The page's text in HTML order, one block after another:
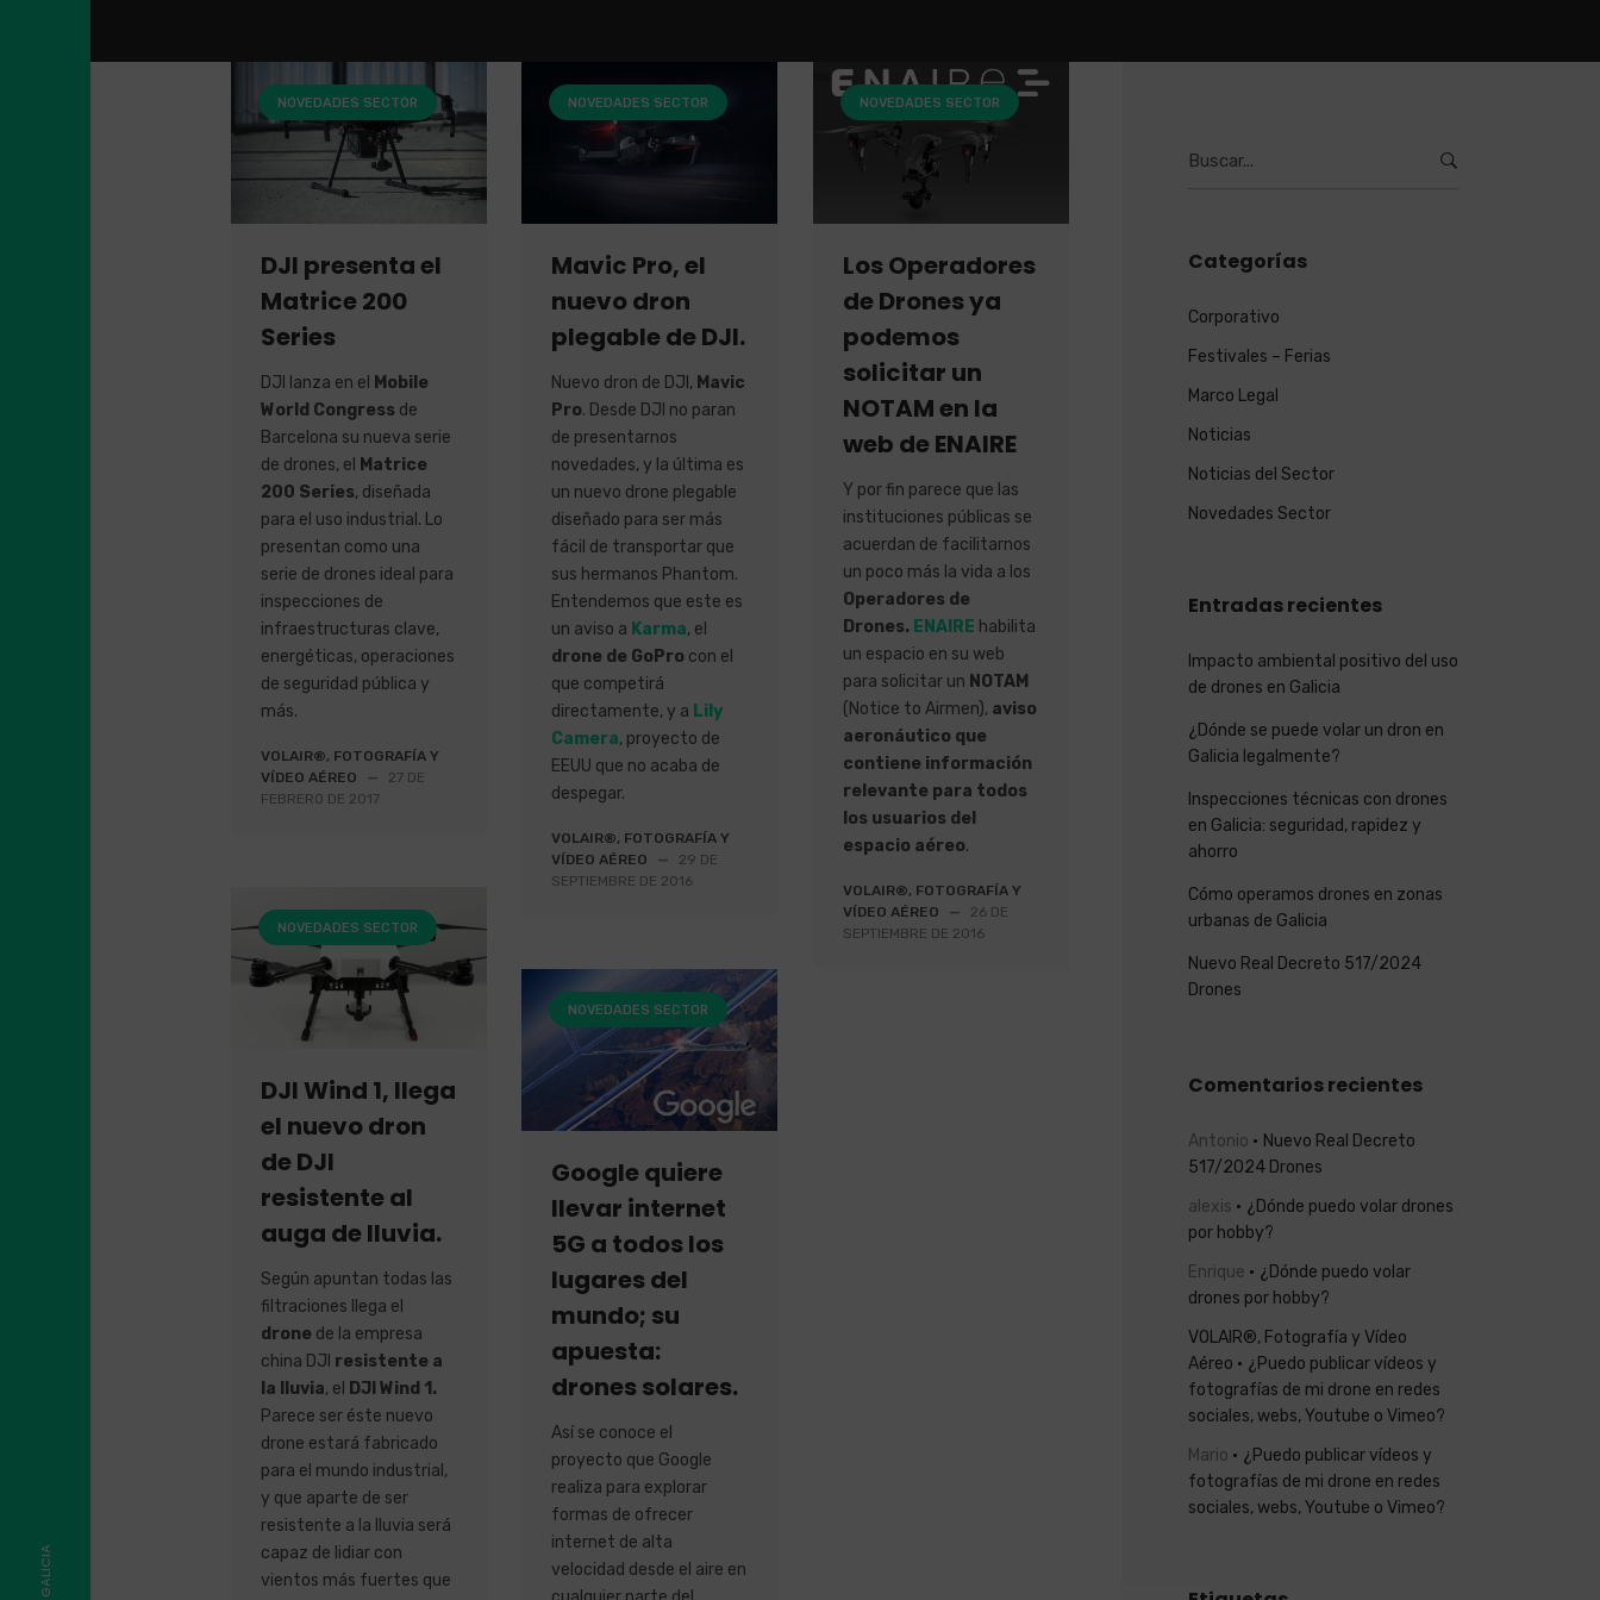
NOVEDADES SECTOR
DJI presenta el
Matrice 200
Series
DJI lanza en el Mobile
World Congress de
Barcelona su nueva serie
de drones, el Matrice
200 Series, diseñada
para el uso industrial. Lo
presentan como una
serie de drones ideal para
inspecciones de
infraestructuras clave,
energéticas, operaciones
de seguridad pública y
más.
VOLAIR®, FOTOGRAFÍA Y
VÍDEO AÉREO
—
27 DE
FEBRERO DE 2017
NOVEDADES SECTOR
Mavic Pro, el
nuevo dron
plegable de DJI.
Nuevo dron de DJI, Mavic
Pro. Desde DJI no paran
de presentarnos
novedades, y la última es
un nuevo drone plegable
diseñado para ser más
fácil de transportar que
sus hermanos Phantom.
Entendemos que este es
un aviso a Karma, el
drone de GoProcon el
que competirá
directamente, y a Lily
Camera, proyecto de
EEUU que no acaba de
despegar.
VOLAIR®, FOTOGRAFÍA Y
VÍDEO AÉREO
—
29 DE
SEPTIEMBRE DE 2016
NOVEDADES SECTOR
Los Operadores
de Drones ya
podemos
solicitar un
NOTAM en la
web de ENAIRE
Y por fin parece que las
instituciones públicas se
acuerdan de facilitarnos
un poco más la vida a los
Operadores de
Drones. ENAIRE habilita
un espacio en su web
para solicitar un NOTAM
(Notice to Airmen), aviso
aeronáutico que
contiene información
relevante para todos
los usuarios del
espacio aéreo.
VOLAIR®, FOTOGRAFÍA Y
VÍDEO AÉREO
—
26 DE
SEPTIEMBRE DE 2016
NOVEDADES SECTOR
DJI Wind 1, llega
el nuevo dron
de DJI
resistente al
auga de lluvia.
Según apuntan todas las
filtraciones llega el
dronede la empresa
china DJI resistente a
la lluvia, el DJI Wind 1.
Parece ser éste nuevo
drone estará fabricado
para el mundo industrial,
y que aparte de ser
resistente a la lluvia será
capaz de lidiar con
vientos más fuertes que
NOVEDADES SECTOR
Google quiere
llevar internet
5G a todos los
lugares del
mundo; su
apuesta:
drones solares.
Así se conoce el
proyecto que Google
realiza para explorar
formas de ofrecer
internet de alta
velocidad desde el aire en
Categorías
Corporativo
Festivales – Ferias
Marco Legal
Noticias
Noticias del Sector
Novedades Sector
Entradas recientes
Impacto ambiental positivo del uso
de drones en Galicia
¿Dónde se puede volar un dron en
Galicia legalmente?
Inspecciones técnicas con drones
en Galicia: seguridad, rapidez y
ahorro
Cómo operamos drones en zonas
urbanas de Galicia
Nuevo Real Decreto 517/2024
Drones
Comentarios recientes
Antonio
Nuevo Real Decreto
517/2024 Drones
alexis
¿Dónde puedo volar drones
por hobby?
Enrique
¿Dónde puedo volar
drones por hobby?
VOLAIR®, Fotografía y Vídeo
Aéreo
¿Puedo publicar vídeos y
fotografías de mi drone en redes
sociales, webs, Youtube o Vimeo?
Mario
¿Puedo publicar vídeos y
fotografías de mi drone en redes
sociales, webs, Youtube o Vimeo?